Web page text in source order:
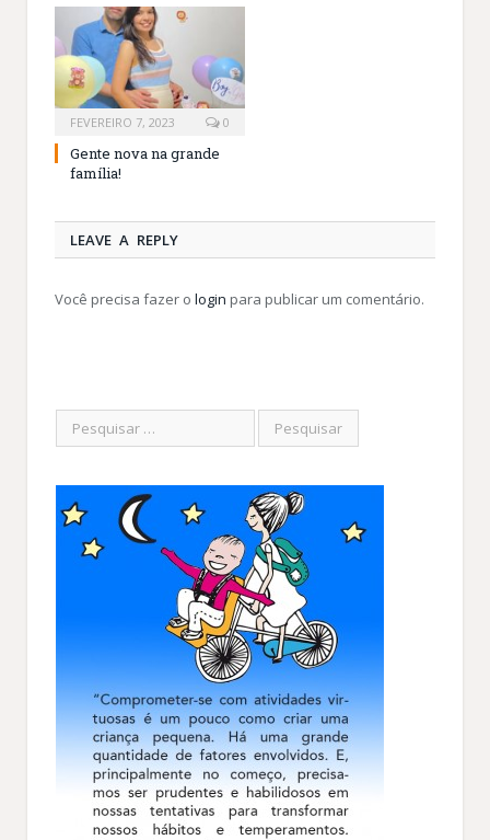
FEVEREIRO 7, 2023 0
Gente nova na grande
família!
LEAVE A REPLY
Você precisa fazer o login para publicar um comentário.